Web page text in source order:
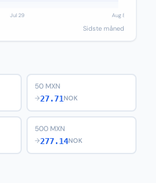
Sidste måned
50 MXN
→27.71NOK
500 MXN
→277.14NOK